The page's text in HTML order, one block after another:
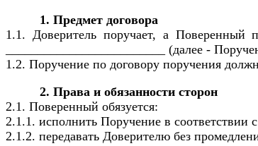
1. Предмет договора
1.1. Доверитель поручает, а Поверенный
_________________________ (далее -
1.2. Поручение по договору поручения
2. Права и обязанности сторон
2.1. Поверенный обязуется:
2.1.1. исполнить Поручение в соответствии
2.1.2. передавать Доверителю без